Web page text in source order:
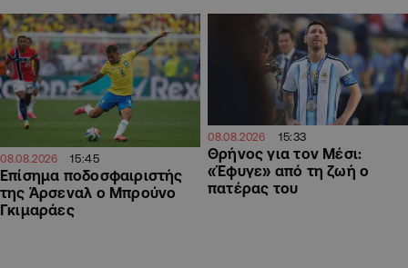
08.08.2026 15:45
Επίσημα ποδοσφαιριστής
της Άρσεναλ ο Μπρούνο
Γκιμαράες
08.08.2026 15:33
Θρήνος για τον Μέσι:
«Έφυγε» από τη ζωή ο
πατέρας του